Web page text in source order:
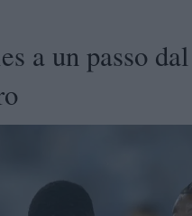
a un passo